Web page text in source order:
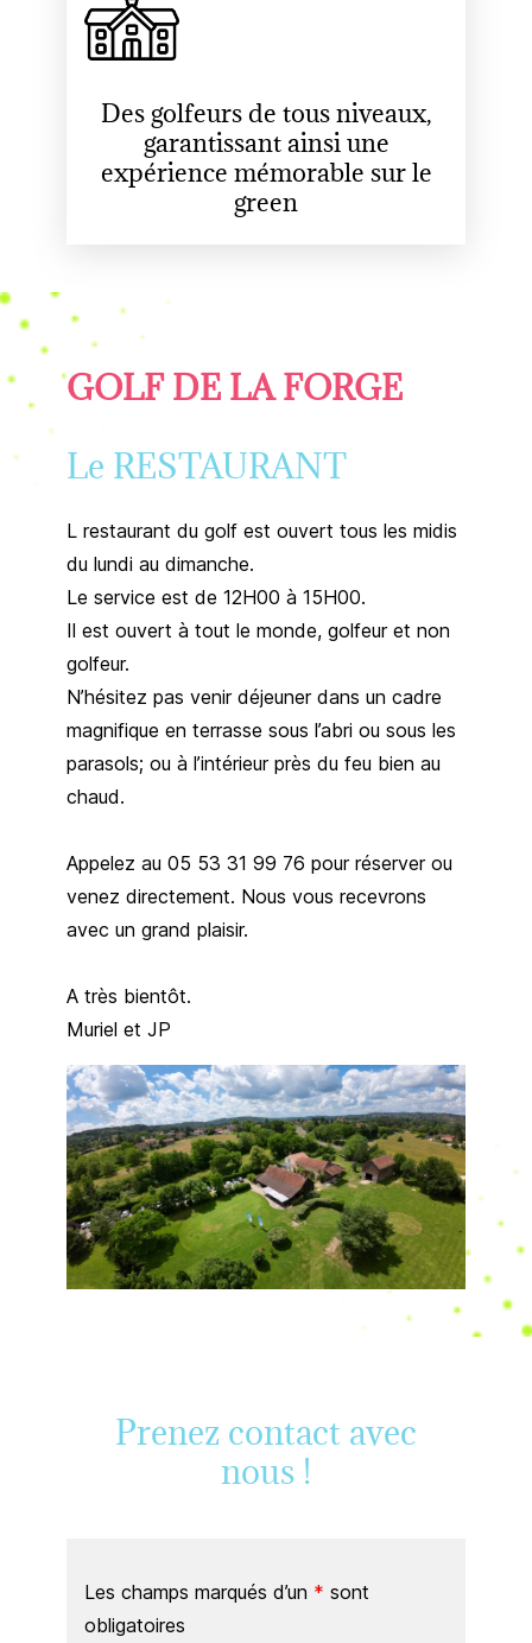
Des golfeurs de tous niveaux,
garantissant ainsi une
expérience mémorable sur le
green
GOLF DE LA FORGE
Le RESTAURANT
L restaurant du golf est ouvert tous les midis
du lundi au dimanche.
Le service est de 12H00 à 15H00.
Il est ouvert à tout le monde, golfeur et non
golfeur.
N’hésitez pas venir déjeuner dans un cadre
magnifique en terrasse sous l’abri ou sous les
parasols; ou à l’intérieur près du feu bien au
chaud.
Appelez au 05 53 31 99 76 pour réserver ou
venez directement. Nous vous recevrons
avec un grand plaisir.
A très bientôt.
Muriel et JP
Prenez contact avec
nous !
Les champs marqués d’un * sont
obligatoires